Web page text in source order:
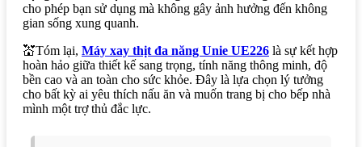
cho phép bạn sử dụng mà không gây ảnh hưởng đến không
gian sống xung quanh.
💒Tóm lại, Máy xay thịt đa năng Unie UE226 là sự kết hợp
hoàn hảo giữa thiết kế sang trọng, tính năng thông minh, độ
bền cao và an toàn cho sức khỏe. Đây là lựa chọn lý tưởng
cho bất kỳ ai yêu thích nấu ăn và muốn trang bị cho bếp nhà
mình một trợ thủ đắc lực.